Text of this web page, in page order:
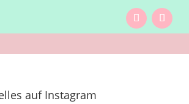
auf Instagram